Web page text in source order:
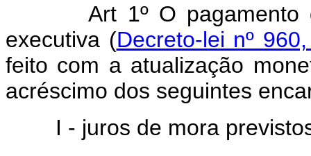
Art 1º O
executiva (Decreto-lei nº
feito com a atualização
acréscimo dos seguintes
I - juros de mora previstos